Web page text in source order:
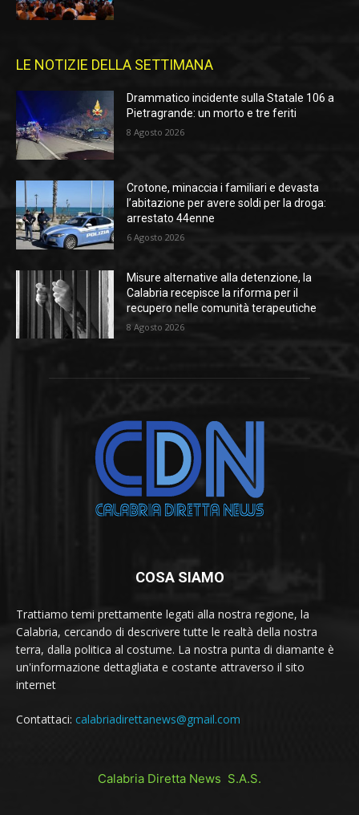
LE NOTIZIE DELLA SETTIMANA
Drammatico incidente sulla Statale 106 a
Pietragrande: un morto e tre feriti
8 Agosto 2026
Crotone, minaccia i familiari e devasta
l’abitazione per avere soldi per la droga:
arrestato 44enne
6 Agosto 2026
Misure alternative alla detenzione, la
Calabria recepisce la riforma per il
recupero nelle comunità terapeutiche
8 Agosto 2026
COSA SIAMO
Trattiamo temi prettamente legati alla nostra regione, la
Calabria, cercando di descrivere tutte le realtà della nostra
terra, dalla politica al costume. La nostra punta di diamante è
un'informazione dettagliata e costante attraverso il sito
internet
Contattaci: calabriadirettanews@gmail.com
Calabria Diretta News S.A.S.